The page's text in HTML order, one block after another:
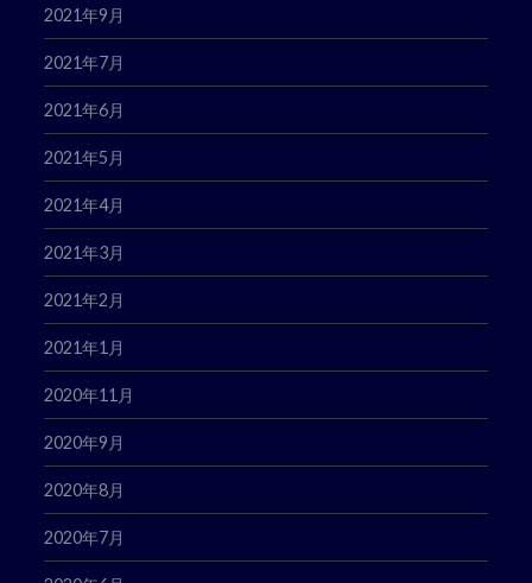
2021年9月
2021年7月
2021年6月
2021年5月
2021年4月
2021年3月
2021年2月
2021年1月
2020年11月
2020年9月
2020年8月
2020年7月